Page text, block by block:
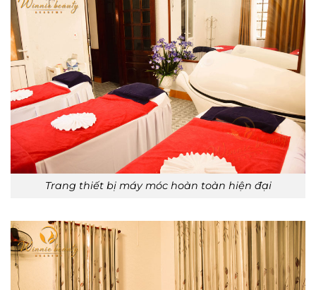
Trang thiết bị máy móc hoàn toàn hiện đại